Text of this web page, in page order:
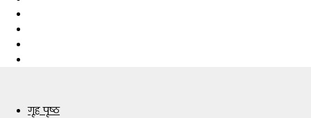
गृह पृष्ठ